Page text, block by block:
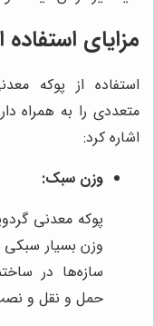
مزایای
استفاده از پوکه
متعددی را به همراه
اشاره کرد:
وزن سبک:
پوکه معدنی
وزن بسیار
سازه‌ها در
حمل و نقل و